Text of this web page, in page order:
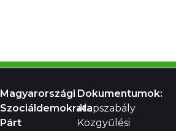
Magyarországi
Szociáldemokrata
Párt
Dokumentumok:
Alapszabály
Közgyűlési